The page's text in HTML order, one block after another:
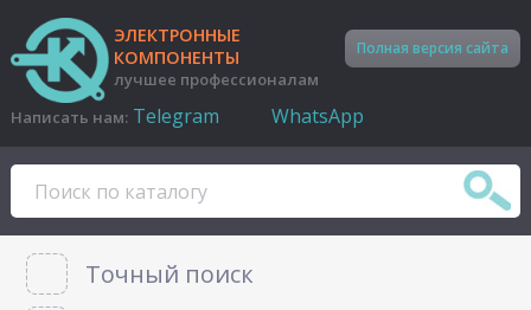
ЭЛЕКТРОННЫЕ
КОМПОНЕНТЫ
лучшее профессионалам
Полная версия сайта
Написать нам: Telegram WhatsApp
Точный поиск